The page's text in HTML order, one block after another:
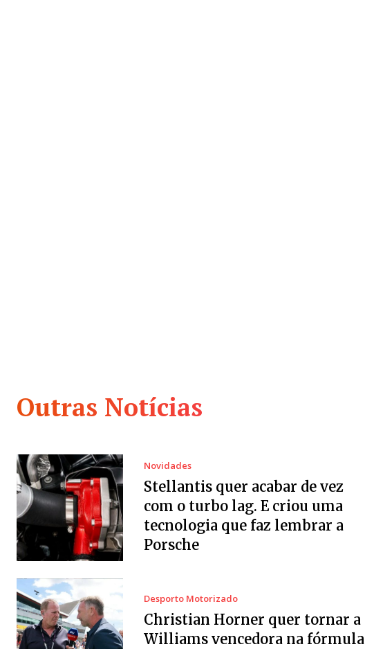
Outras Notícias
Novidades
Stellantis quer acabar de vez
com o turbo lag. E criou uma
tecnologia que faz lembrar a
Porsche
Desporto Motorizado
Christian Horner quer tornar a
Williams vencedora na fórmula